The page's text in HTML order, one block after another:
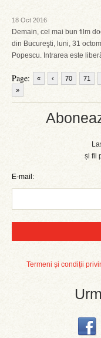
și fii
E-mail:
Termeni și condiții
18 Oct 2016
Demain, cel mai bun film
din Bucureşti, luni, 31
Popescu. Intrarea este
Page: « ‹ 70 71
»